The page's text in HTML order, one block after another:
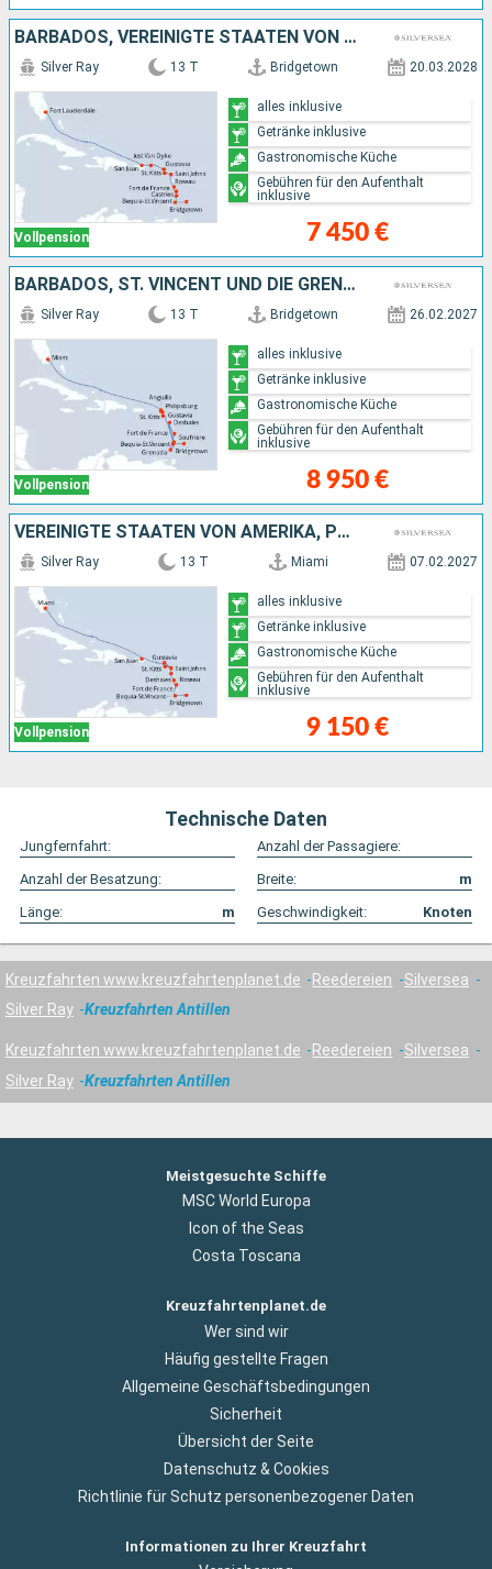
BARBADOS, VEREINIGTE STAATEN VON AMERIKA, DOMINICA, PUERTO RICO, FRANKREICH, SAINT LUCIA, ANTIGUA UND BARBUDA, ST. VINCENT UND DIE GRENADINEN
Vollpension
Silver Ray 13 T Bridgetown 20.03.2028
7 450 €
alles inklusive
Getränke inklusive
Gastronomische Küche
Gebühren für den Aufenthalt
inklusive
BARBADOS, ST. VINCENT UND DIE GRENADINEN, GRENADA, SAINT LUCIA, ANTIGUA UND BARBUDA, FRANKREICH, ANGUILLA, VEREINIGTE STAATEN VON AMERIKA
Vollpension
Silver Ray 13 T Bridgetown 26.02.2027
8 950 €
alles inklusive
Getränke inklusive
Gastronomische Küche
Gebühren für den Aufenthalt
inklusive
VEREINIGTE STAATEN VON AMERIKA, PUERTO RICO, ANTIGUA UND BARBUDA, FRANKREICH, DOMINICA, ST. VINCENT UND DIE GRENADINEN, BARBADOS
Vollpension
Silver Ray 13 T Miami 07.02.2027
9 150 €
alles inklusive
Getränke inklusive
Gastronomische Küche
Gebühren für den Aufenthalt
inklusive
Technische Daten
Jungfernfahrt:
Anzahl der Passagiere:
Anzahl der Besatzung:
Breite:
m
Länge:
m Geschwindigkeit: Knoten
Kreuzfahrten www.kreuzfahrtenplanet.de Reedereien
Silversea
Silver Ray
Kreuzfahrten Antillen
Kreuzfahrten www.kreuzfahrtenplanet.de Reedereien
Silversea
Silver Ray
Kreuzfahrten Antillen
Meistgesuchte Schiffe
MSC World Europa
Icon of the Seas
Costa Toscana
Kreuzfahrtenplanet.de
Wer sind wir
Häufig gestellte Fragen
Allgemeine Geschäftsbedingungen
Sicherheit
Übersicht der Seite
Datenschutz & Cookies
Richtlinie für Schutz personenbezogener Daten
Informationen zu Ihrer Kreuzfahrt